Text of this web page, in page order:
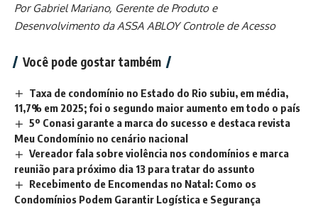
Por Gabriel Mariano, Gerente de Produto e
Desenvolvimento da ASSA ABLOY Controle de Acesso
Você pode gostar também
Taxa de condomínio no Estado do Rio subiu, em média,
11,7% em 2025; foi o segundo maior aumento em todo o país
5º Conasi garante a marca do sucesso e destaca revista
Meu Condomínio no cenário nacional
Vereador fala sobre violência nos condomínios e marca
reunião para próximo dia 13 para tratar do assunto
Recebimento de Encomendas no Natal: Como os
Condomínios Podem Garantir Logística e Segurança